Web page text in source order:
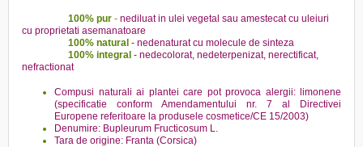
100% pur - nediluat in ulei vegetal sau amestecat cu uleiuri
cu proprietati asemanatoare
100% natural - nedenaturat cu molecule de sinteza
100% integral - nedecolorat, nedeterpenizat, nerectificat,
nefractionat
Compusi naturali ai plantei care pot provoca alergii: limonene
(specificatie conform Amendamentului nr. 7 al Directivei
Europene referitoare la produsele cosmetice/CE 15/2003)
Denumire: Bupleurum Fructicosum L.
Tara de origine: Franta (Corsica)